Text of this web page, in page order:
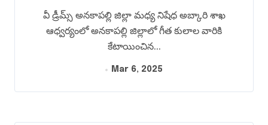
వీ డ్రీమ్స్ అనకాపల్లి జిల్లా మధ్య నిషేధ అబ్కారి శాఖ
ఆధ్వర్యంలో అనకాపల్లి జిల్లాలో గీత కులాల వారికి
కేటాయించిన...
Mar 6, 2025